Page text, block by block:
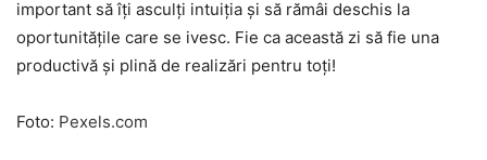
important să îți asculți intuiția și să rămâi deschis la
oportunitățile care se ivesc. Fie ca această zi să fie una
productivă și plină de realizări pentru toți!
Foto: Pexels.com